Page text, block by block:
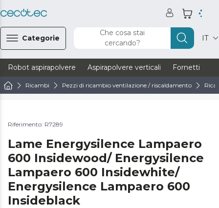
Categorie
Che cosa stai
cercando?
IT
Robot aspirapolvere Aspirapolvere verticali Fornetti
Ricambi Pezzi di ricambio ventilazione / riscaldamento
Riferimento: R7289
Lame Energysilence Lampaero
600 Insidewood/ Energysilence
Lampaero 600 Insidewhite/
Energysilence Lampaero 600
Insideblack